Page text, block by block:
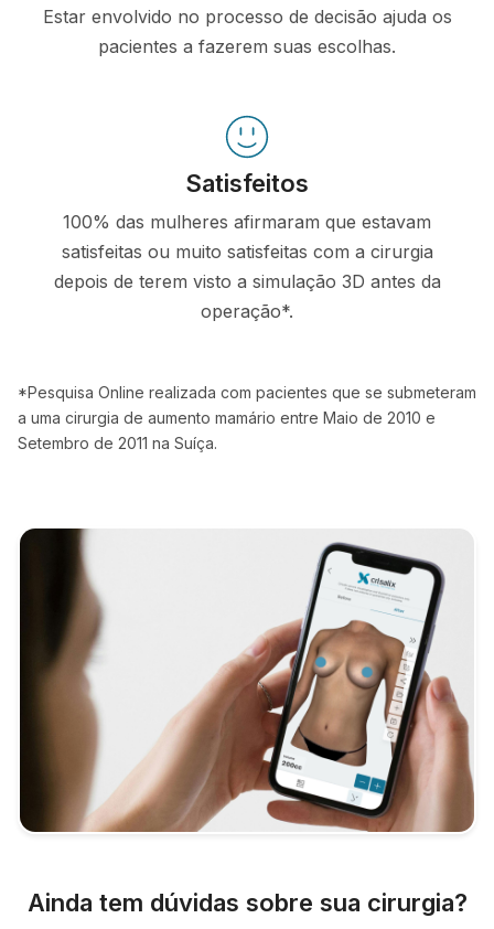
Estar envolvido no processo de decisão ajuda os
pacientes a fazerem suas escolhas.
Satisfeitos
100% das mulheres afirmaram que estavam
satisfeitas ou muito satisfeitas com a cirurgia
depois de terem visto a simulação 3D antes da
operação*.
*Pesquisa Online realizada com pacientes que se submeteram
a uma cirurgia de aumento mamário entre Maio de 2010 e
Setembro de 2011 na Suíça.
Ainda tem dúvidas sobre sua cirurgia?